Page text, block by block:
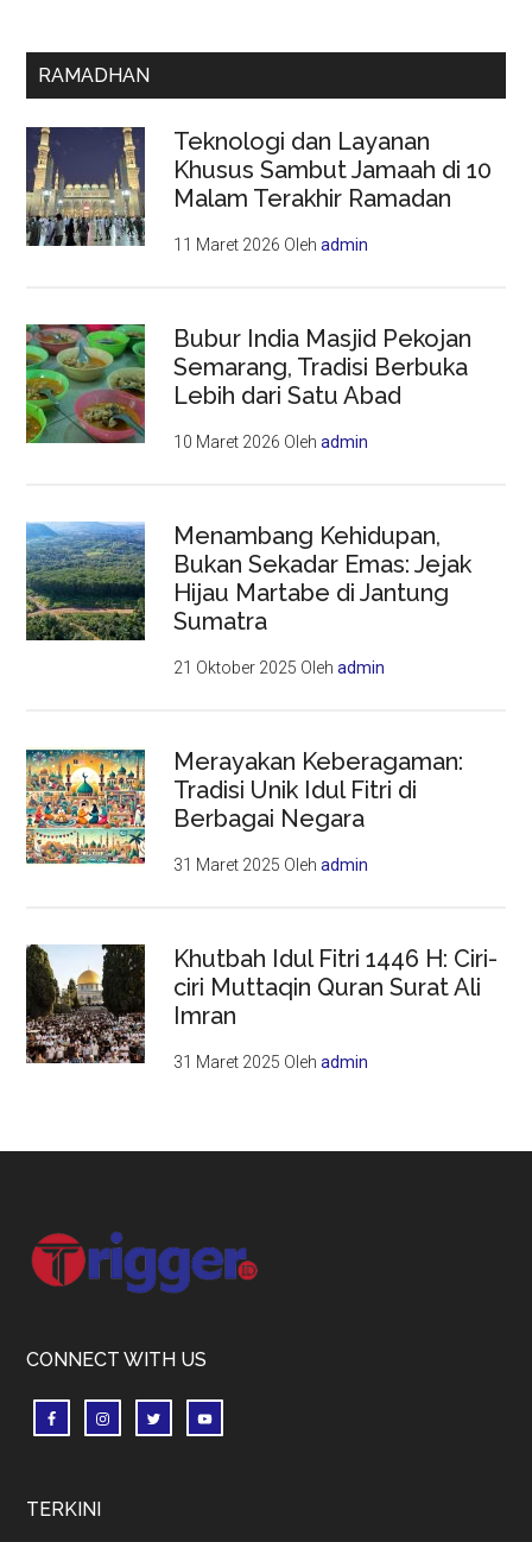
RAMADHAN
Teknologi dan Layanan
Khusus Sambut Jamaah di 10
Malam Terakhir Ramadan
11 Maret 2026 Olehadmin
Bubur India Masjid Pekojan
Semarang, Tradisi Berbuka
Lebih dari Satu Abad
10 Maret 2026 Olehadmin
Menambang Kehidupan,
Bukan Sekadar Emas: Jejak
Hijau Martabe di Jantung
Sumatra
21 Oktober 2025 Olehadmin
Merayakan Keberagaman:
Tradisi Unik Idul Fitri di
Berbagai Negara
31 Maret 2025 Olehadmin
Khutbah Idul Fitri 1446 H: Ciri-
ciri Muttaqin Quran Surat Ali
Imran
31 Maret 2025 Olehadmin
Footer
CONNECT WITH US
TERKINI